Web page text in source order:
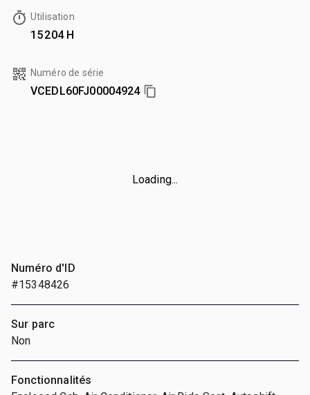
Utilisation
15 204 H
Numéro de série
VCEDL60FJ00004924
Loading...
Numéro d'ID
#15348426
Sur parc
Non
Fonctionnalités